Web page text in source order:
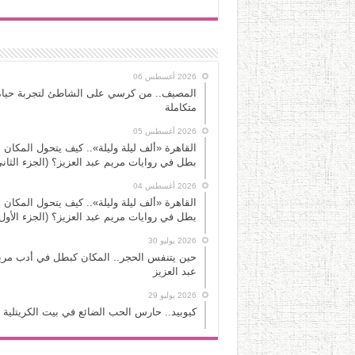
2026 أغسطس 06
المصيف.. من كرسي على الشاطئ لتجربة
متكاملة
2026 أغسطس 05
القاهرة «ألف ليلة وليلة».. كيف يتحول المكان
بطل في روايات مريم عبد العزيز؟ (الجزء
2026 أغسطس 04
القاهرة «ألف ليلة وليلة».. كيف يتحول المكان
بطل في روايات مريم عبد العزيز؟ (الجزء
2026 يوليو 30
حين يتنفس الحجر.. المكان كبطل في أدب
عبد العزيز
2026 يوليو 29
كيوبيد.. حارس الحب الضائع في بيت الكريتلية